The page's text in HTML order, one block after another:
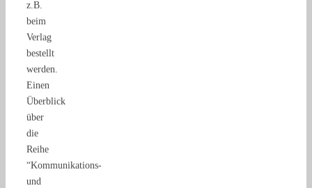
z.B.
beim
Verlag
bestellt
werden.
Einen
Überblick
über
die
Reihe
“Kommunikations-
und